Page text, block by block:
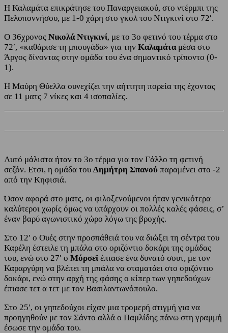
Η Καλαμάτα επικράτησε του Παναργειακού, στο ντέρμπι της
Πελοποννήσου, με 1-0 χάρη στο γκολ του Ντιγκινί στο 72′.
Ο 36χρονος Νικολά Ντιγκινί, με το 3ο φετινό του τέρμα στο
72′, «καθάρισε τη μπουγάδα» για την Καλαμάτα μέσα στο
Άργος δίνοντας στην ομάδα του ένα σημαντικό τρίποντο (0-
1).
Η Μαύρη Θύελλα συνεχίζει την αήττητη πορεία της έχοντας
σε 11 ματς 7 νίκες και 4 ισοπαλίες.
Αυτό μάλιστα ήταν το 3ο τέρμα για τον Γάλλο τη φετινή
σεζόν. Ετσι, η ομάδα του Δημήτρη Σπανού παραμένει στο -2
από την Κηφισιά.
Όσον αφορά στο ματς, οι φιλοξενούμενοι ήταν γενικότερα
καλύτεροι χωρίς όμως να υπάρχουν οι πολλές καλές φάσεις, σ’
έναν βαρύ αγωνιστικό χώρο λόγω της βροχής.
Στο 12′ ο Ουές στην προσπάθειά του να διώξει τη σέντρα του
Καρέλη έστειλε τη μπάλα στο οριζόντιο δοκάρι της ομάδας
του, ενώ στο 27′ ο Μόρσεϊ έπιασε ένα δυνατό σουτ, με τον
Καραργύρη να βλέπει τη μπάλα να σταματάει στο οριζόντιο
δοκάρι, ενώ στην αρχή της φάσης ο κίπερ των γηπεδούχων
έπιασε τετ α τετ με τον Βασιλαντωνόπουλο.
Στο 25′, οι γηπεδούχοι είχαν μια τρομερή στιγμή για να
προηγηθούν με τον Σάντο αλλά ο Παμλίδης πάνω στη γραμμή
έσωσε την ομάδα του.